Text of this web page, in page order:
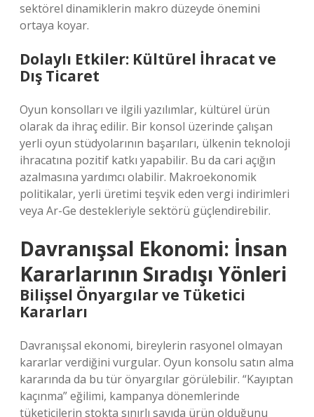
sektörel dinamiklerin makro düzeyde önemini
ortaya koyar.
Dolaylı Etkiler: Kültürel İhracat ve
Dış Ticaret
Oyun konsolları ve ilgili yazılımlar, kültürel ürün
olarak da ihraç edilir. Bir konsol üzerinde çalışan
yerli oyun stüdyolarının başarıları, ülkenin teknoloji
ihracatına pozitif katkı yapabilir. Bu da cari açığın
azalmasına yardımcı olabilir. Makroekonomik
politikalar, yerli üretimi teşvik eden vergi indirimleri
veya Ar-Ge destekleriyle sektörü güçlendirebilir.
Davranışsal Ekonomi: İnsan
Kararlarının Sıradışı Yönleri
Bilişsel Önyargılar ve Tüketici
Kararları
Davranışsal ekonomi, bireylerin rasyonel olmayan
kararlar verdiğini vurgular. Oyun konsolu satın alma
kararında da bu tür önyargılar görülebilir. “Kayıptan
kaçınma” eğilimi, kampanya dönemlerinde
tüketicilerin stokta sınırlı sayıda ürün olduğunu